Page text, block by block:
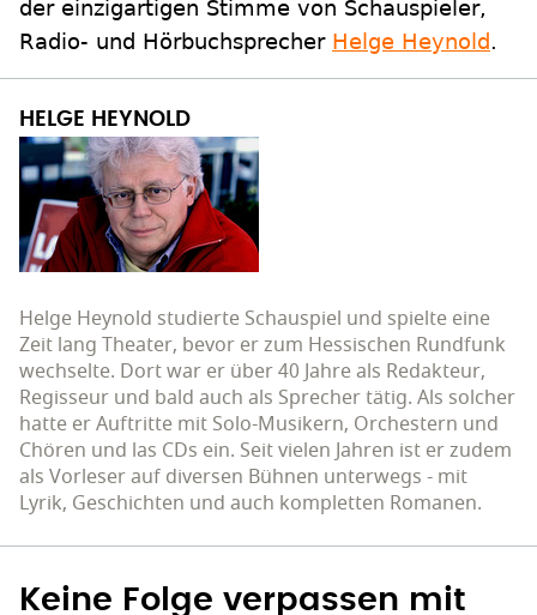
der einzigartigen Stimme von Schauspieler,
Radio- und Hörbuchsprecher Helge Heynold.
HELGE HEYNOLD
Helge Heynold studierte Schauspiel und spielte eine
Zeit lang Theater, bevor er zum Hessischen Rundfunk
wechselte. Dort war er über 40 Jahre als Redakteur,
Regisseur und bald auch als Sprecher tätig. Als solcher
hatte er Auftritte mit Solo-Musikern, Orchestern und
Chören und las CDs ein. Seit vielen Jahren ist er zudem
als Vorleser auf diversen Bühnen unterwegs - mit
Lyrik, Geschichten und auch kompletten Romanen.
Keine Folge verpassen mit